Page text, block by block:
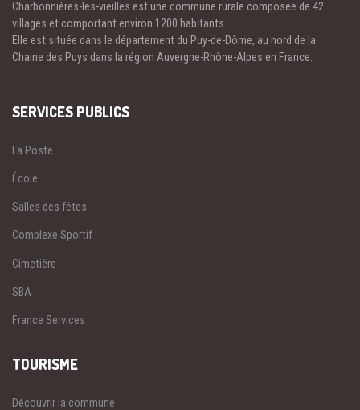
Charbonnières-les-vieilles est une commune rurale composée de 42
villages et comportant environ 1200 habitants.
Elle est située dans le département du Puy-de-Dôme, au nord de la
Chaine des Puys dans la région Auvergne-Rhône-Alpes en France.
SERVICES PUBLICS
La Poste
École
Salles des fêtes
Complexe Sportif
Cimetière
SBA
France Services
TOURISME
Découvrir la commune